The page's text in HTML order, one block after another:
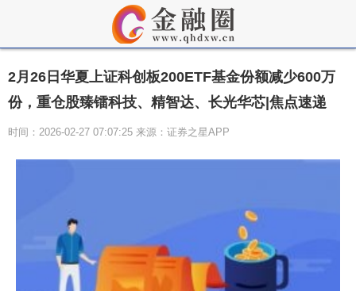
2月26日华夏上证科创板200ETF基金份额减少600万
份，重仓股臻镭科技、精智达、长光华芯|焦点速递
时间：2026-02-27 07:07:25 来源：证券之星APP